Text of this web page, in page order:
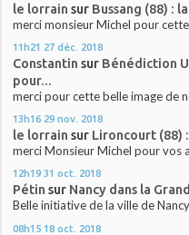
le lorrain sur Bussang (88) :
merci monsieur Michel pour
11h21 27 déc. 2018
Constantin sur Bénédiction
pour...
merci pour cette belle image de
13h16 29 nov. 2018
le lorrain sur Lironcourt (88)
merci Monsieur Michel pour vos
12h19 31 oct. 2018
Pétin sur Nancy dans la
Belle initiative de la ville de
08h15 18 oct. 2018